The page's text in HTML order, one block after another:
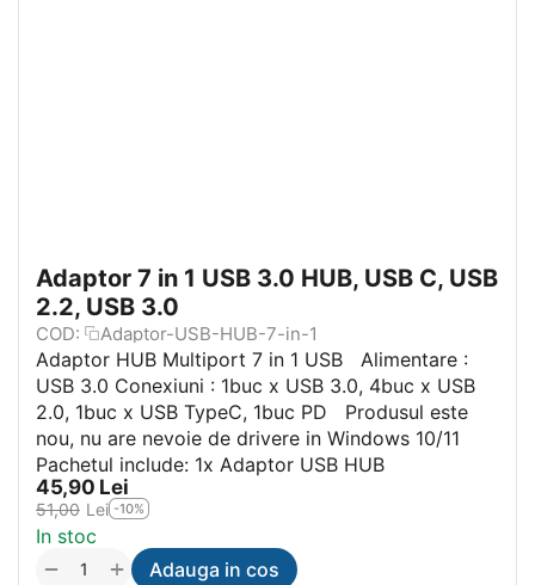
Adaptor 7 in 1 USB 3.0 HUB, USB C, USB
2.2, USB 3.0
COD: Adaptor-USB-HUB-7-in-1
Adaptor HUB Multiport 7 in 1 USB Alimentare :
USB 3.0 Conexiuni : 1buc x USB 3.0, 4buc x USB
2.0, 1buc x USB TypeC, 1buc PD Produsul este
nou, nu are nevoie de drivere in Windows 10/11
Pachetul include: 1x Adaptor USB HUB
45,90 Lei
51,00 Lei -10%
In stoc
+
− Adauga in cos